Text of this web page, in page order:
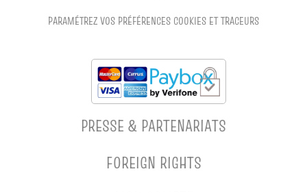
PARAMÉTREZ VOS PRÉFÉRENCES COOKIES ET TRACEURS
PRESSE & PARTENARIATS
FOREIGN RIGHTS